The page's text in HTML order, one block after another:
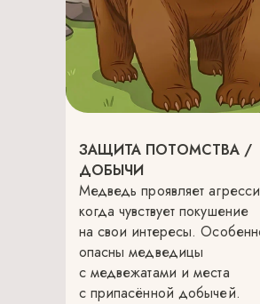
ЗАЩИТА ПОТОМСТВА /
ДОБЫЧИ
Медведь проявляет
когда чувствует покушение
на свои интересы.
опасны медведицы
с медвежатами и места
с припасённой добычей.